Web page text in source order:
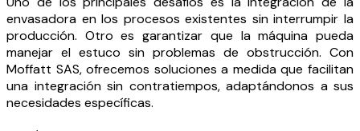
envasadora en los procesos existentes sin interrumpir la
producción. Otro es garantizar que la máquina pueda
manejar el estuco sin problemas de obstrucción. Con
Moffatt SAS, ofrecemos soluciones a medida que facilitan
una integración sin contratiempos, adaptándonos a sus
necesidades específicas.